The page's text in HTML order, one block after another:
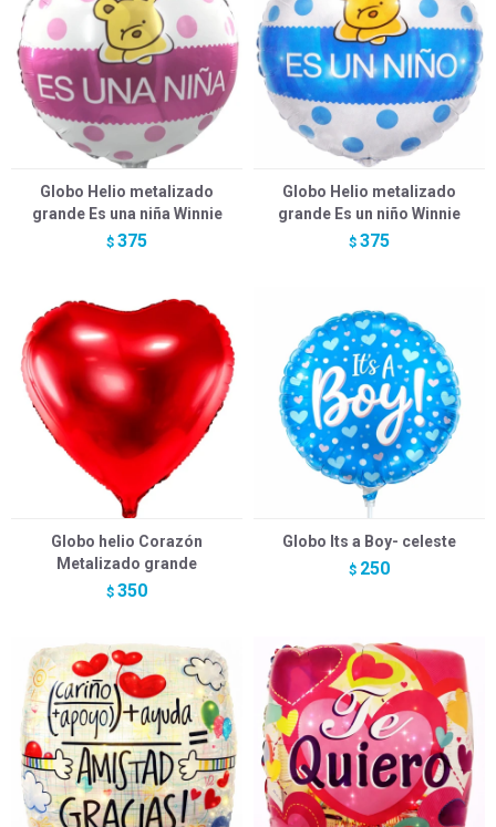
Globo Helio metalizado
grande Es una niña Winnie
$ 375
Globo Helio metalizado
grande Es un niño Winnie
$ 375
Globo helio Corazón
Metalizado grande
$ 350
Globo Its a Boy- celeste
$ 250